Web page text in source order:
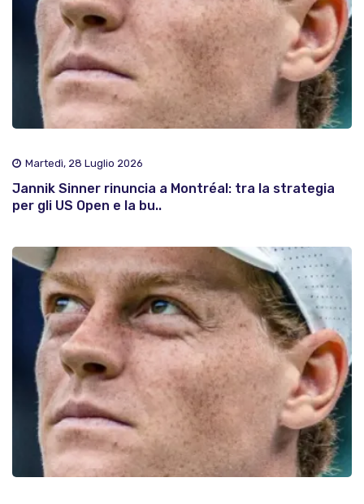
Martedì, 28 Luglio 2026
Jannik Sinner rinuncia a Montréal: tra la strategia
per gli US Open e la bu..